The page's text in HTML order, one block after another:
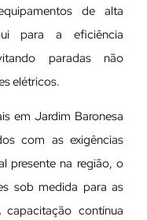
de alta
para a eficiência
paradas não
elétricos.
em Jardim Baronesa
com as exigências
presente na região, o
sob medida para as
contínua